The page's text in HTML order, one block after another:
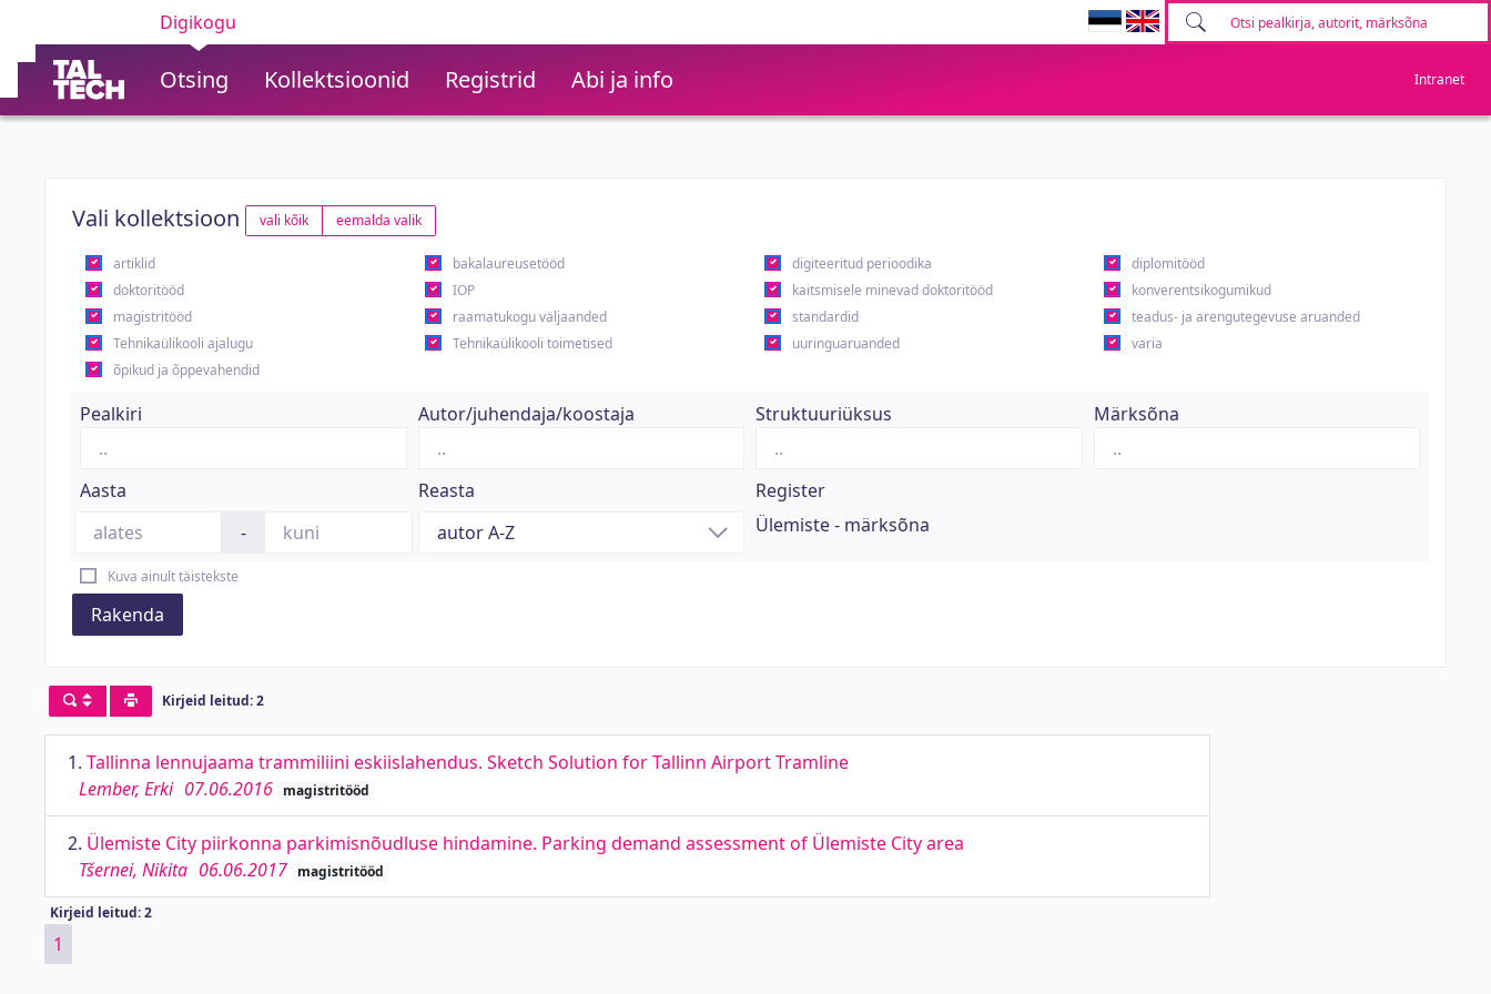
Digikogu
Otsing Kollektsioonid Registrid Abi ja info Intranet
Vali kollektsioon vali kõik eemalda valik
artiklid bakalaureusetööd digiteeritud perioodika
diplomitööd
doktoritööd
IOP kaitsmisele minevad doktoritööd
konverentsikogumikud
magistritööd
raamatukogu väljaanded standardid
teadus- ja arengutegevuse aruanded
Tehnikaülikooli ajalugu
Tehnikaülikooli toimetised uuringuaruanded
varia
õpikud ja õppevahendid
Pealkiri Autor/juhendaja/koostaja Struktuuriüksus Märksõna
Aasta
-
Reasta
Register
Ülemiste - märksõna
Kuva ainult täistekste
Rakenda
Kirjeid leitud: 2
1. Tallinna lennujaama trammiliini eskiislahendus. Sketch Solution for Tallinn Airport Tramline
Lember, Erki 07.06.2016 magistritööd
2. Ülemiste City piirkonna parkimisnõudluse hindamine. Parking demand assessment of Ülemiste City area
Tšernei, Nikita 06.06.2017 magistritööd
Kirjeid leitud: 2
1